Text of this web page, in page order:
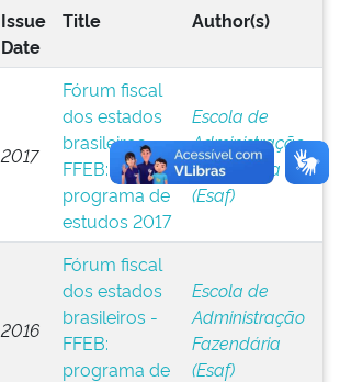
Issue
Date
Title Author(s)
2017
Fórum fiscal
dos estados
brasileiros -
FFEB:
programa de
estudos 2017
Escola de
Administração
Fazendária
(Esaf)
2016
Fórum fiscal
dos estados
brasileiros -
FFEB:
programa de
Escola de
Administração
Fazendária
(Esaf)